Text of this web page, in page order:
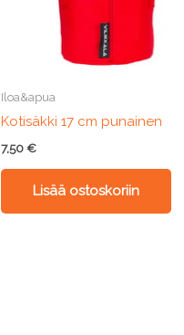
Iloa&apua
Kotisäkki 17 cm punainen
7,50€
Lisää ostoskoriin